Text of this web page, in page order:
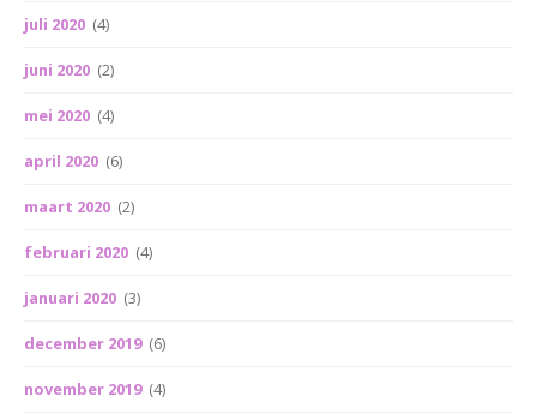
juli 2020 (4)
juni 2020 (2)
mei 2020 (4)
april 2020 (6)
maart 2020 (2)
februari 2020 (4)
januari 2020 (3)
december 2019 (6)
november 2019 (4)